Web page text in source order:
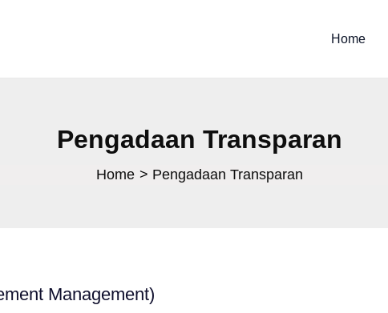
Home
Pengadaan Transparan
Home Pengadaan Transparan
Management)